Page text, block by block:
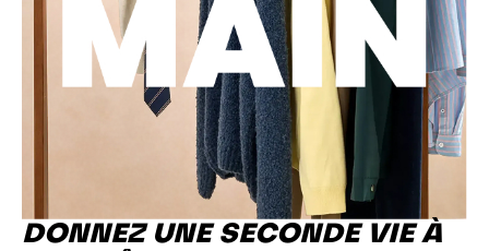
DONNEZ UNE SECONDE VIE À